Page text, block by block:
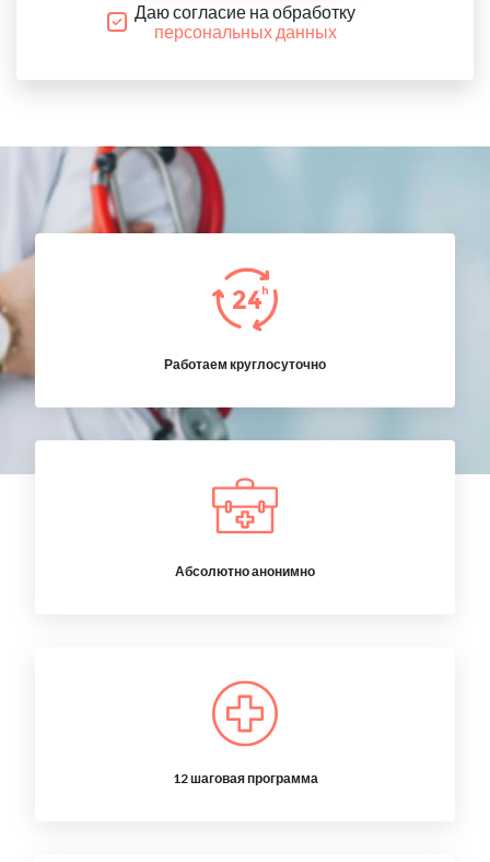
Даю согласие на обработку
персональных данных
Работаем круглосуточно
Абсолютно анонимно
12 шаговая программа